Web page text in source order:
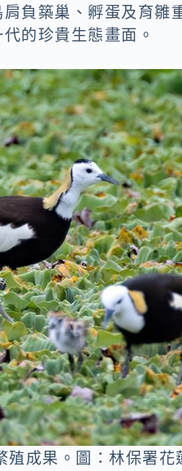
負築巢、孵蛋及育雛
的珍貴生態畫面。
殖成果。圖：林保署花